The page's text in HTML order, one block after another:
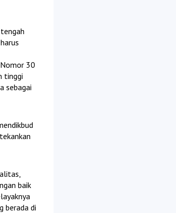
30
tinggi
sebagai
baik
berada di